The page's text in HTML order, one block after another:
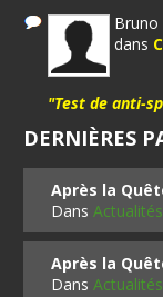
Bruno
dans
"Test de anti-
DERNIÈRES
Après la
Dans
Après la
Dans